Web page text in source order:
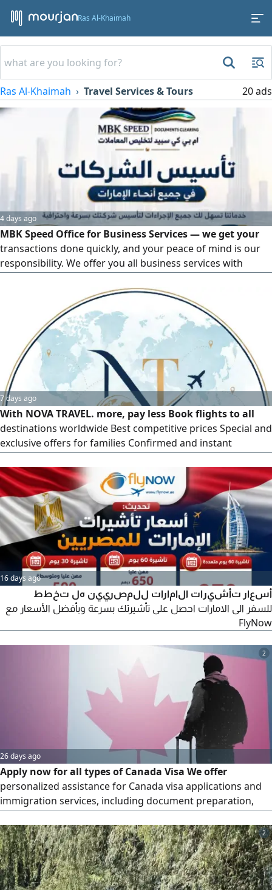
Ras Al-Khaimah
Ras Al-Khaimah Travel Services & Tours 20 ads
4 days ago
MBK Speed Office for Business Services — we get your
transactions done quickly, and your peace of mind is our
responsibility. We offer you all business services with
7 days ago
With NOVA TRAVEL. more, pay less Book flights to all
destinations worldwide Best competitive prices Special and
exclusive offers for families Confirmed and instant
you 24/ 7 customer service Book now via
16 days ago
أسعار تأشيرات الامارات للمصريين هل تخطط
للسفر الى الامارات احصل على تأشيرتك بسرعة وبأفضل الأسعار مع
FlyNow
2
26 days ago
Apply now for all types of Canada Visa We offer
personalized assistance for Canada visa applications and
immigration services, including document preparation,
ensure a smooth process
2